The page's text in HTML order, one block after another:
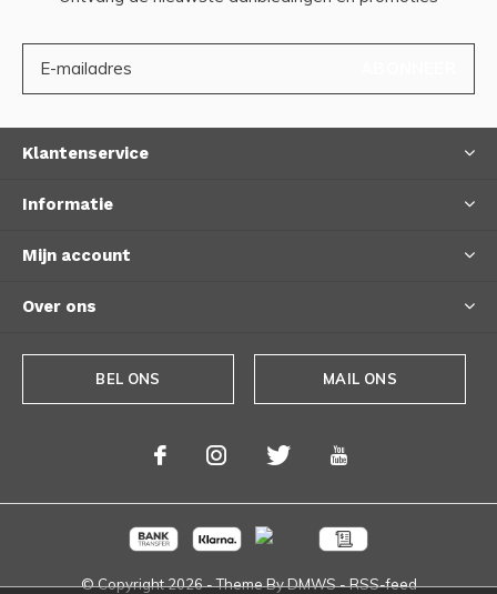
Klantenservice
Informatie
Mijn account
Over ons
BEL ONS MAIL ONS
© Copyright2026- Theme ByDMWS-RSS-feed